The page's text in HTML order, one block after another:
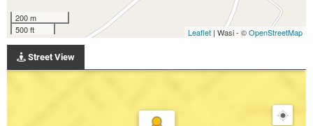
200 m
500 ft
Leaflet | Wasi - ©OpenStreetMap
Street View